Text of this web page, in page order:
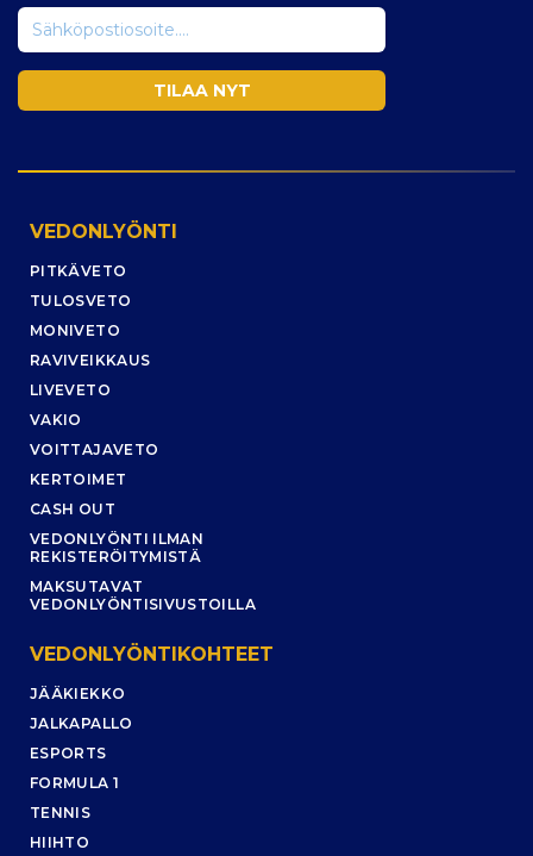
VEDONLYÖNTI
PITKÄVETO
TULOSVETO
MONIVETO
RAVIVEIKKAUS
LIVEVETO
VAKIO
VOITTAJAVETO
KERTOIMET
CASH OUT
VEDONLYÖNTI ILMAN
REKISTERÖITYMISTÄ
MAKSUTAVAT
VEDONLYÖNTISIVUSTOILLA
VEDONLYÖNTIKOHTEET
JÄÄKIEKKO
JALKAPALLO
ESPORTS
FORMULA 1
TENNIS
HIIHTO